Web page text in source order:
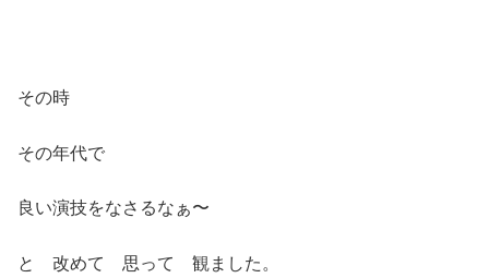
その時
その年代で
良い演技をなさるなぁ〜
と 改めて 思って 観ました。